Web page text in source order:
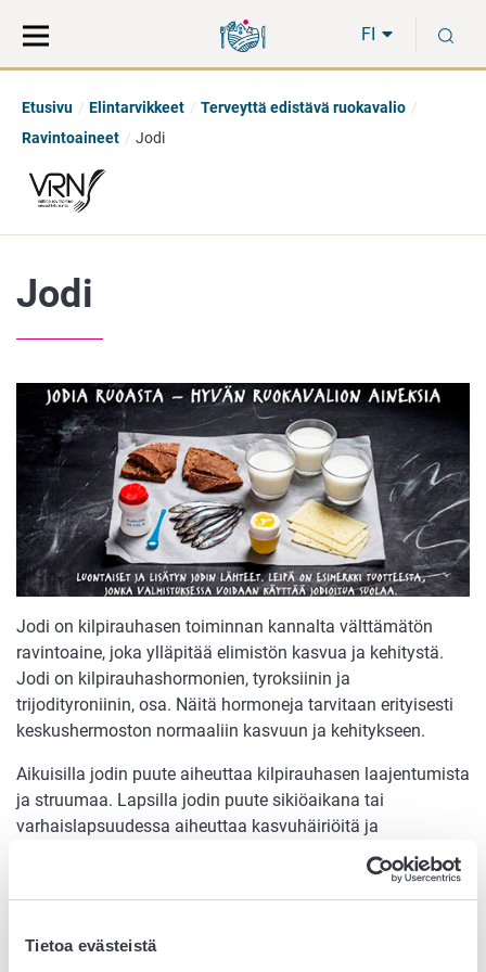
Tietoa evästeistä
suoraan
sisältöön
koko
sivuston
FI
Etusivu Elintarvikkeet
Terveyttä edistävä ruokavalio
Ravintoaineet
Jodi
Jodi
Jodi on kilpirauhasen toiminnan kannalta välttämätön
ravintoaine, joka ylläpitää elimistön kasvua ja kehitystä.
Jodi on kilpirauhashormonien, tyroksiinin ja
trijodityroniinin, osa. Näitä hormoneja tarvitaan erityisesti
keskushermoston normaaliin kasvuun ja kehitykseen.
Aikuisilla jodin puute aiheuttaa kilpirauhasen laajentumista
ja struumaa. Lapsilla jodin puute sikiöaikana tai
varhaislapsuudessa aiheuttaa kasvuhäiriöitä ja
vakavimmillaan henkisen kehityksen jälkeenjääneisyyttä.
Jodin riittämätön saanti on maailmanlaajuisesti edelleen
yksi merkittävimmistä ravitsemuksellisista puutoksista.
Suomessa heikentymässä ollut jodin saantitilanne on